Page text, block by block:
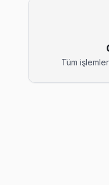
Aşık Veysel'deki
Aşık Veysel TCL
Atatürk TCL
Ataşehir'da Atatürk
TCL TV Barbaros
Tüm